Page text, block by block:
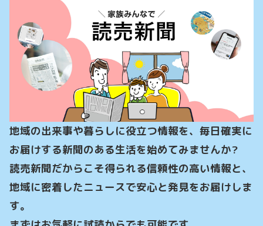
地域の出来事や暮らしに役立つ情報を、毎日確実に
お届けする新聞のある生活を始めてみませんか?
読売新聞だからこそ得られる信頼性の高い情報と、
地域に密着したニュースで安心と発見をお届けしま
す。